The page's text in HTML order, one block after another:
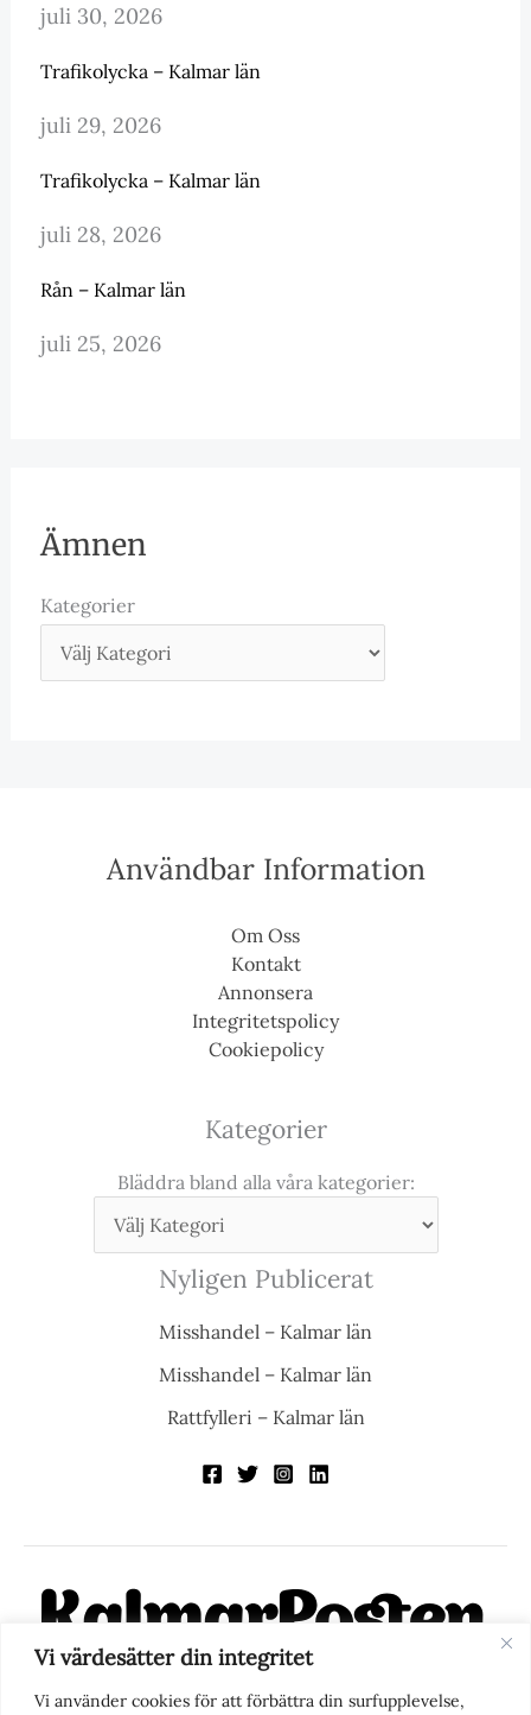
Vi värdesätter din integritet
Vi använder cookies för att förbättra din surfupplevelse,
juli 30, 2026
Trafikolycka – Kalmar län
juli 29, 2026
Trafikolycka – Kalmar län
juli 28, 2026
Rån – Kalmar län
juli 25, 2026
Ämnen
Kategorier
Användbar Information
Om Oss
Kontakt
Annonsera
Integritetspolicy
Cookiepolicy
Kategorier
Bläddra bland alla våra kategorier:
Nyligen Publicerat
Misshandel – Kalmar län
Misshandel – Kalmar län
Rattfylleri – Kalmar län
KalmarPosten är en modern lokalnyhetstidning på nätet. Med
fokus på Kalmarregionen, men också med blick för det större